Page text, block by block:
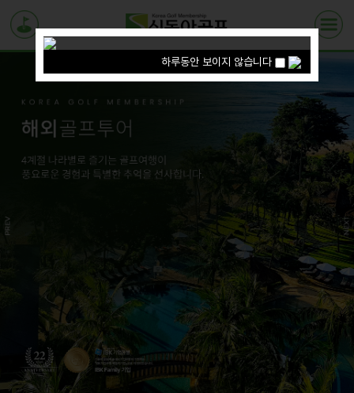
하루동안 보이지 않습니다